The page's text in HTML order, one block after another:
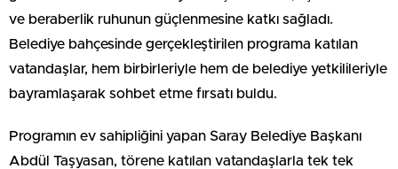
ve beraberlik ruhunun güçlenmesine katkı sağladı.
Belediye bahçesinde gerçekleştirilen programa katılan
vatandaşlar, hem birbirleriyle hem de belediye yetkilileriyle
bayramlaşarak sohbet etme fırsatı buldu.
Programın ev sahipliğini yapan Saray Belediye Başkanı
Abdül Taşyasan, törene katılan vatandaşlarla tek tek